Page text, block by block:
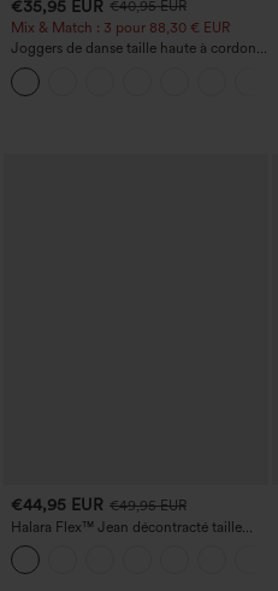
€35,95 EUR €40,95 EUR
Mix & Match : 3 pour 88,30 € EUR
Joggers de danse taille haute à cordon,
effet froncé, coupe fuselée, à séchage
rapide et toucher frais, avec poches —
UPF40+
€44,95 EUR €49,95 EUR
Halara Flex™ Jean décontracté taille
haute, jambe droite, délavé, avec poches